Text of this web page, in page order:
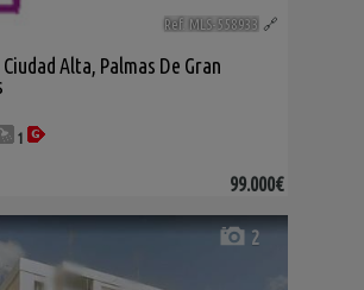
Ref. MLS-558933 🔗
Ciudad Alta, Palmas De Gran
1
99.000€
2